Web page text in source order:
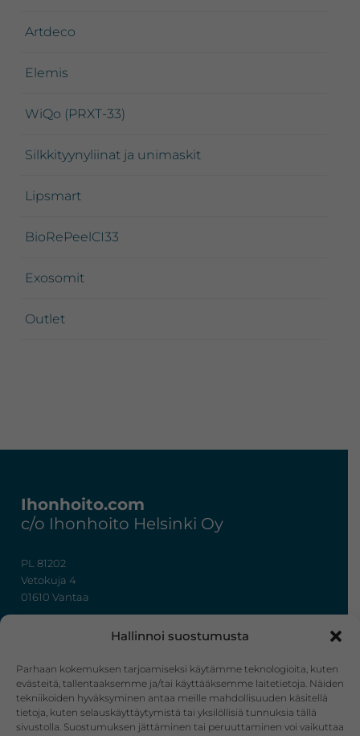
Hallinnoi suostumusta
Parhaan kokemuksen tarjoamiseksi käytämme teknologioita, kuten
evästeitä, tallentaaksemme ja/tai käyttääksemme laitetietoja. Näiden
tekniikoiden hyväksyminen antaa meille mahdollisuuden käsitellä
tietoja, kuten selauskäyttäytymistä tai yksilöllisiä tunnuksia tällä
sivustolla. Suostumuksen jättäminen tai peruuttaminen voi vaikuttaa
Artdeco
Elemis
WiQo (PRXT-33)
Silkkityynyliinat ja unimaskit
Lipsmart
BioRePeelCI33
Exosomit
Outlet
Ihonhoito.com
c/o Ihonhoito Helsinki Oy
PL 81202
Vetokuja 4
01610 Vantaa
info@ihonhoito.com
Facebook Instagram